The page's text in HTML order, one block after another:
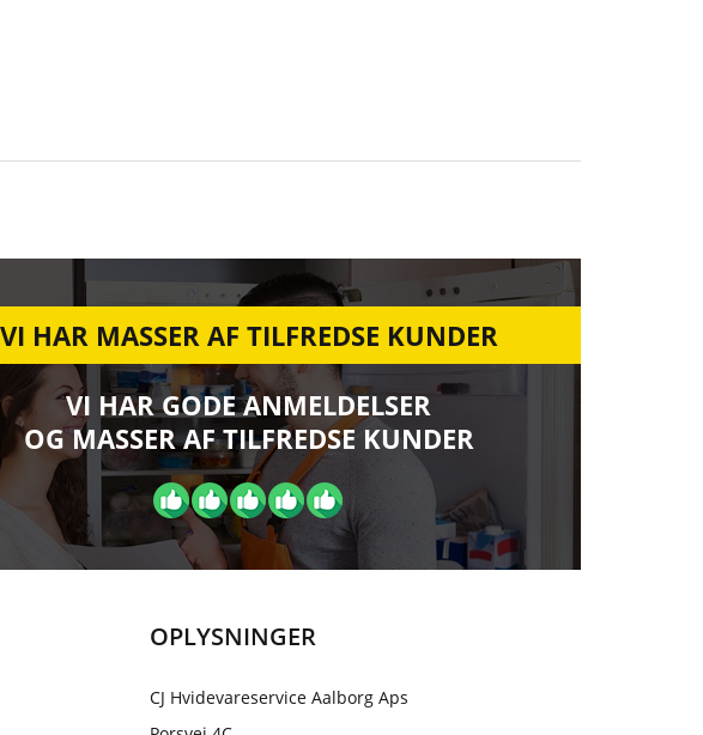
VI HAR MASSER AF TILFREDSE KUNDER
VI HAR GODE ANMELDELSER
OG MASSER AF TILFREDSE KUNDER
OPLYSNINGER
CJ Hvidevareservice Aalborg Aps